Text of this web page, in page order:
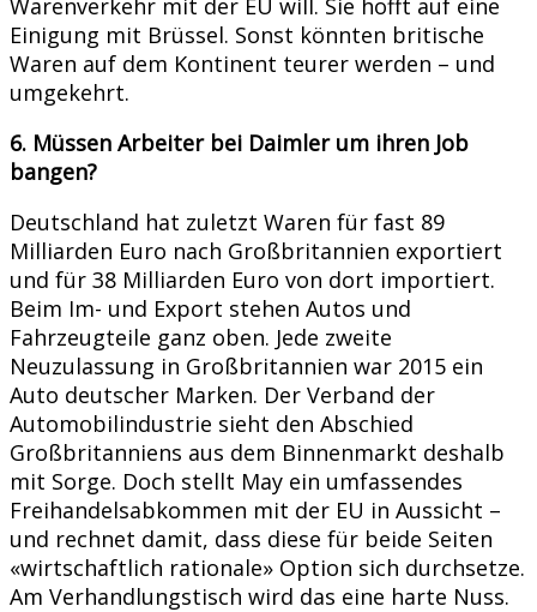
Warenverkehr mit der EU will. Sie hofft auf eine
Einigung mit Brüssel. Sonst könnten britische
Waren auf dem Kontinent teurer werden – und
umgekehrt.
6. Müssen Arbeiter bei Daimler um ihren Job
bangen?
Deutschland hat zuletzt Waren für fast 89
Milliarden Euro nach Großbritannien exportiert
und für 38 Milliarden Euro von dort importiert.
Beim Im- und Export stehen Autos und
Fahrzeugteile ganz oben. Jede zweite
Neuzulassung in Großbritannien war 2015 ein
Auto deutscher Marken. Der Verband der
Automobilindustrie sieht den Abschied
Großbritanniens aus dem Binnenmarkt deshalb
mit Sorge. Doch stellt May ein umfassendes
Freihandelsabkommen mit der EU in Aussicht –
und rechnet damit, dass diese für beide Seiten
«wirtschaftlich rationale» Option sich durchsetze.
Am Verhandlungstisch wird das eine harte Nuss.